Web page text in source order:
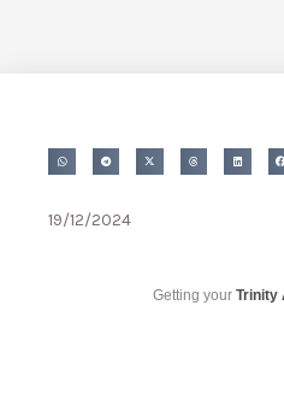
19/12/2024
Getting your Trinity